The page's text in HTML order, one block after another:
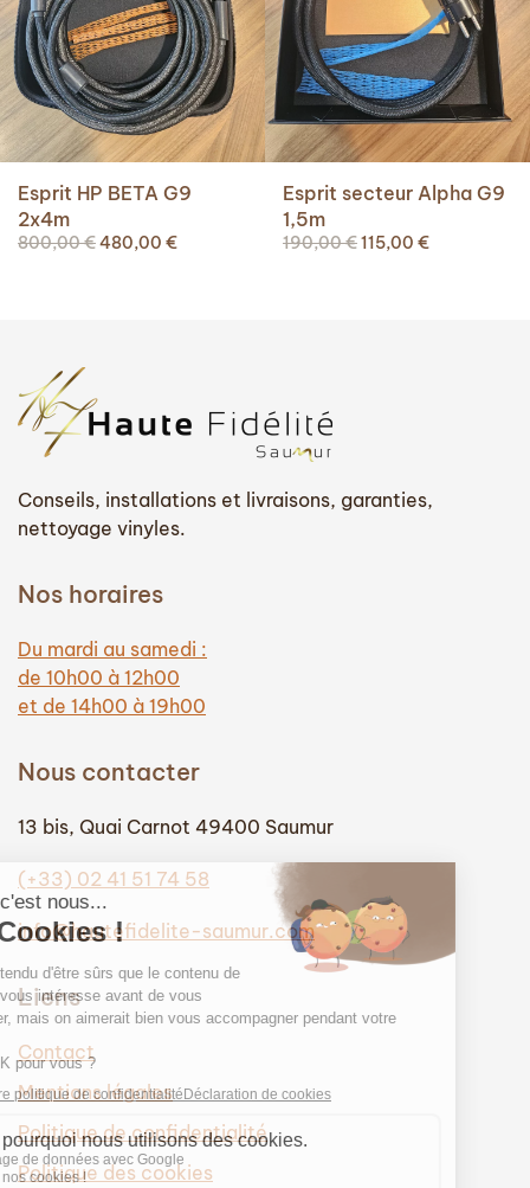
Esprit HP BETA G9
2x4m
800,00€Le
480,00 €Le
Esprit secteur Alpha G9
1,5m
190,00€Le
115,00 €Le
Conseils, installations et livraisons, garanties,
nettoyage vinyles.
Nos horaires
Du mardi au samedi :
de 10h00 à 12h00
et de 14h00 à 19h00
Nous contacter
13 bis, Quai Carnot 49400 Saumur
(+33) 02 41 51 74 58
info@hautefidelite-saumur.com
Liens
Contact
Mentions légales
Politique de confidentialité
Politique des cookies